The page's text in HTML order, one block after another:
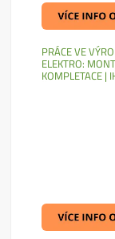
PRÁCE VE
ELEKTRO:
KOMPLETACE |